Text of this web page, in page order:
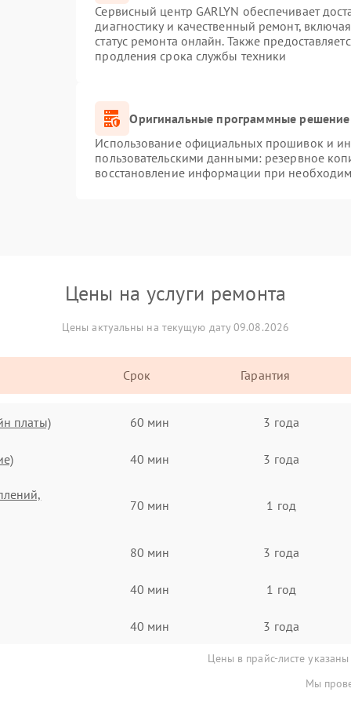
Сервисный центр GARLYN обеспечивает
диагностику и качественный ремонт,
статус ремонта онлайн. Также
продления срока службы техники
Оригинальные программные
Использование официальных прошивок и
пользовательскими данными: резервное
восстановление информации при
Цены на услуги ремонта
Цены актуальны на текущую дату 09.08.2026
Срок Гарантия
платы) 60 мин 3 года
40 мин 3 года
70 мин 1 год
80 мин 3 года
40 мин 1 год
40 мин 3 года
Цены в прайс-листе
Мы